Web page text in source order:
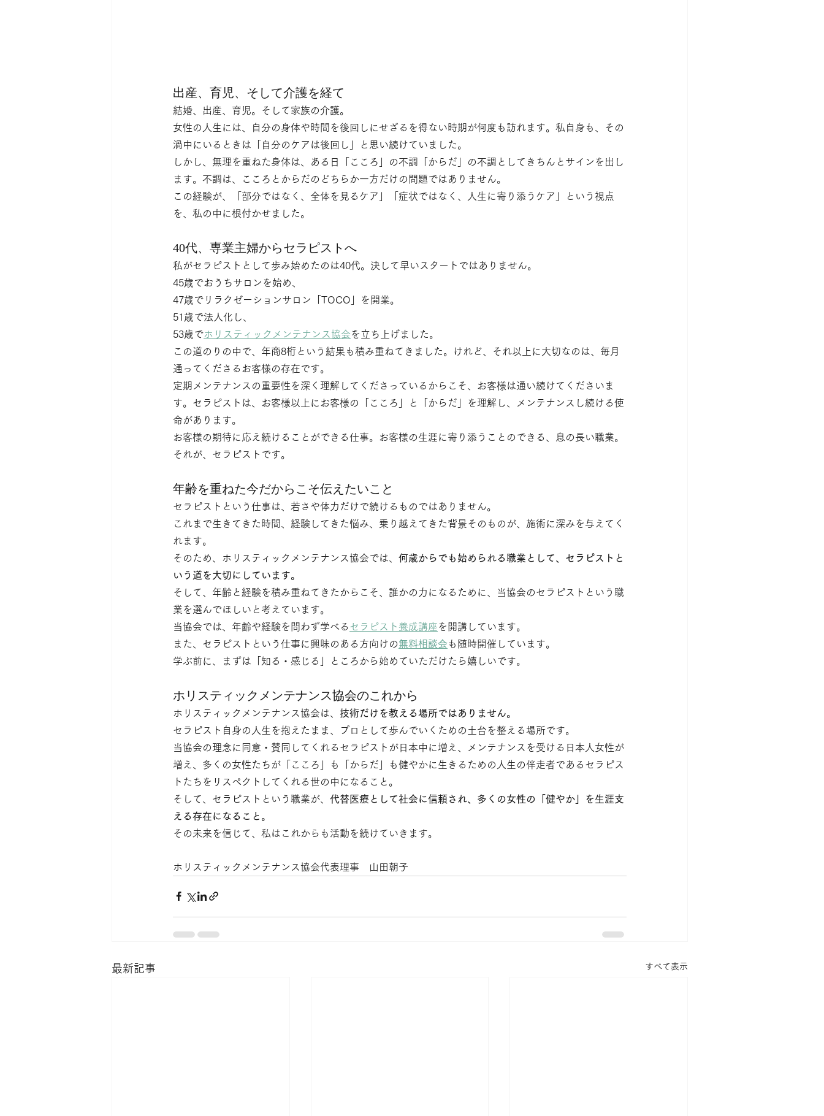
出産、育児、そして介護を経て
結婚、出産、育児。そして家族の介護。
女性の人生には、自分の身体や時間を後回しにせざるを得ない時期が何度も訪れます。私自身も、その
渦中にいるときは「自分のケアは後回し」と思い続けていました。
しかし、無理を重ねた身体は、ある日「こころ」の不調「からだ」の不調としてきちんとサインを出し
ます。不調は、こころとからだのどちらか一方だけの問題ではありません。
この経験が、「部分ではなく、全体を見るケア」「症状ではなく、人生に寄り添うケア」という視点
を、私の中に根付かせました。
40代、専業主婦からセラピストへ
私がセラピストとして歩み始めたのは40代。決して早いスタートではありません。
45歳でおうちサロンを始め、
47歳でリラクゼーションサロン「TOCO」を開業。
51歳で法人化し、
53歳でホリスティックメンテナンス協会を立ち上げました。
この道のりの中で、年商8桁という結果も積み重ねてきました。けれど、それ以上に大切なのは、毎月
通ってくださるお客様の存在です。
定期メンテナンスの重要性を深く理解してくださっているからこそ、お客様は通い続けてくださいま
す。セラピストは、お客様以上にお客様の「こころ」と「からだ」を理解し、メンテナンスし続ける使
命があります。
お客様の期待に応え続けることができる仕事。お客様の生涯に寄り添うことのできる、息の長い職業。
それが、セラピストです。
年齢を重ねた今だからこそ伝えたいこと
セラピストという仕事は、若さや体力だけで続けるものではありません。
これまで生きてきた時間、経験してきた悩み、乗り越えてきた背景そのものが、施術に深みを与えてく
れます。
そのため、ホリスティックメンテナンス協会では、 何歳からでも始められる職業として、セラピストと
いう道を大切にしています。
そして、年齢と経験を積み重ねてきたからこそ、誰かの力になるために、当協会のセラピストという職
業を選んでほしいと考えています。
当協会では、年齢や経験を問わず学べる セラピスト養成講座を開講しています。
また、セラピストという仕事に興味のある方向けの無料相談会も随時開催しています。
学ぶ前に、まずは「知る・感じる」ところから始めていただけたら嬉しいです。
ホリスティックメンテナンス協会のこれから
ホリスティックメンテナンス協会は、 技術だけを教える場所ではありません。
セラピスト自身の人生を抱えたまま、プロとして歩んでいくための土台を整える場所です。
当協会の理念に同意・賛同してくれるセラピストが日本中に増え、メンテナンスを受ける日本人女性が
増え、多くの女性たちが「こころ」も「からだ」も健やかに生きるための人生の伴走者であるセラピス
トたちをリスペクトしてくれる世の中になること。
そして、セラピストという職業が、 代替医療として社会に信頼され、多くの女性の「健やか」を生涯支
える存在になること。
その未来を信じて、私はこれからも活動を続けていきます。
ホリスティックメンテナンス協会代表理事　山田朝子
最新記事 すべて表示